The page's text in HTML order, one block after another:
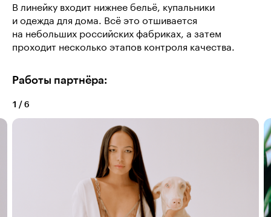
В линейку входит нижнее бельё, купальники
и одежда для дома. Всё это отшивается
на небольших российских фабриках, а затем
проходит несколько этапов контроля качества.
Работы партнёра:
1 / 6